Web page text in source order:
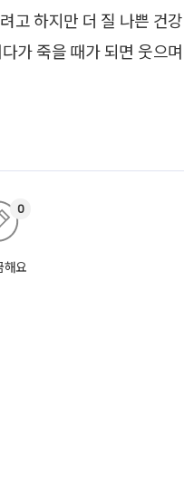
고 하지만 더 질 나쁜 건강
가 죽을 때가 되면 웃으며
해요
0